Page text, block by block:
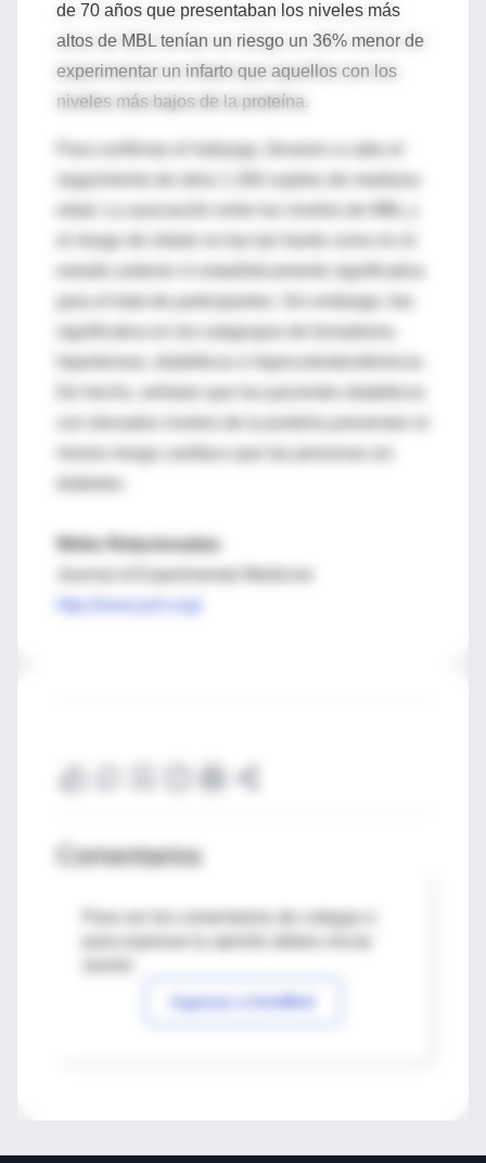
de 70 años que presentaban los niveles más
altos de MBL tenían un riesgo un 36% menor de
experimentar un infarto que aquellos con los
niveles más bajos de la proteína.
Para confirmar el hallazgo, llevaron a cabo el
seguimiento de otros 1.300 sujetos de mediana
el riesgo de infarto no fue tan fuerte como en el
estudio anterior ni estadísticamente significativa
para el total de participantes. Sin embargo, fue
significativa en los subgrupos de fumadores,
mismo riesgo cardíaco que las personas sin
Webs Relacionadas
Comentarios
Para ver los comentarios de colegas o
Ingresar a IntraMed